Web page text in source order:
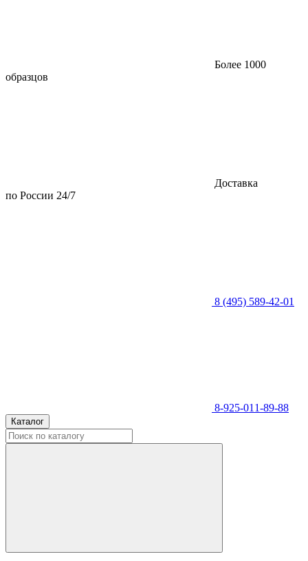
Более 1000
образцов
Доставка
по России 24/7
8 (495) 589-42-01
8-925-011-89-88
Каталог